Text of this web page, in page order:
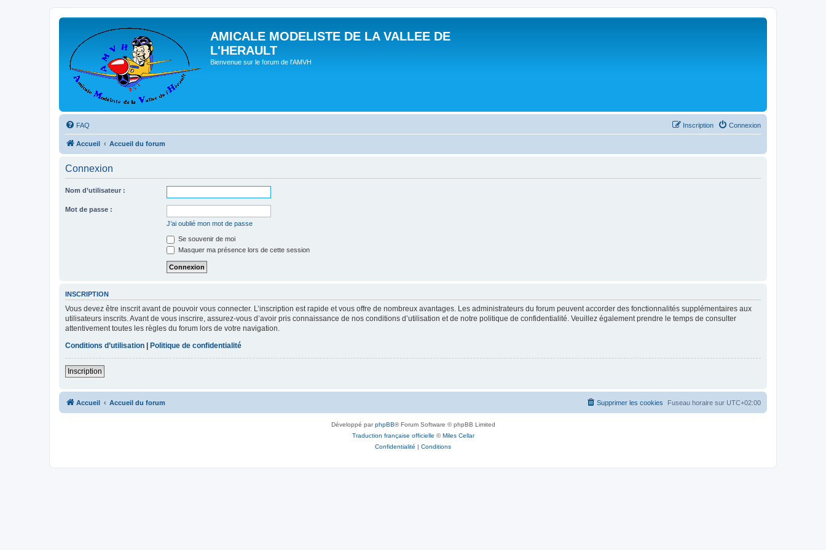
AMICALE MODELISTE DE LA VALLEE DE
L'HERAULT
Bienvenue sur le forum de l'AMVH
FAQ Connexion
Inscription
Accueil Accueil du forum
Connexion
Nom d’utilisateur :
Mot de passe :
J’ai oublié mon mot de passe
Se souvenir de moi
Masquer ma présence lors de cette session
INSCRIPTION
Vous devez être inscrit avant de pouvoir vous connecter. L’inscription est rapide et vous offre de nombreux avantages. Les administrateurs du forum peuvent accorder des fonctionnalités supplémentaires aux
utilisateurs inscrits. Avant de vous inscrire, assurez-vous d’avoir pris connaissance de nos conditions d’utilisation et de notre politique de confidentialité. Veuillez également prendre le temps de consulter
attentivement toutes les règles du forum lors de votre navigation.
Conditions d’utilisation | Politique de confidentialité
Inscription
Accueil Accueil du forum Fuseau horaire sur UTC+02:00
Supprimer les cookies
Développé parphpBB® Forum Software © phpBB Limited
Traduction française officielle ©Miles Cellar
Confidentialité | Conditions